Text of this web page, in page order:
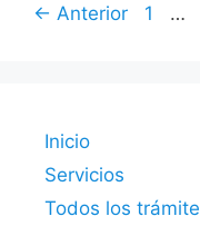
← Anterior 1 …
Inicio
Servicios
Todos los